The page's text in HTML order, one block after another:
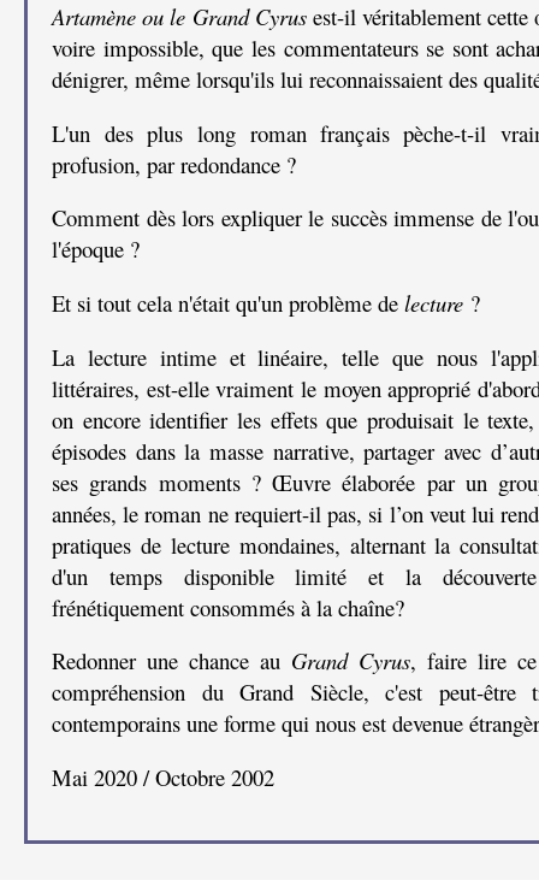
Artamène ou le Grand Cyrusest-il véritablement cette
voire impossible, que les commentateurs se sont
dénigrer, même lorsqu'ils lui reconnaissaient des
L'un des plus long roman français pèche-t-il
profusion, par redondance ?
Comment dès lors expliquer le succès immense de
l'époque ?
Et si tout cela n'était qu'un problème de lecture ?
La lecture intime et linéaire, telle que nous
littéraires, est-elle vraiment le moyen approprié
on encore identifier les effets que produisait le
épisodes dans la masse narrative, partager avec
ses grands moments ? Œuvre élaborée par un
années, le roman ne requiert-il pas, si l’on veut lui
pratiques de lecture mondaines, alternant la
d'un temps disponible limité et la découverte
frénétiquement consommés à la chaîne?
Redonner une chance au Grand Cyrus, faire lire
compréhension du Grand Siècle, c'est peut-être
contemporains une forme qui nous est devenue
Mai 2020 / Octobre 2002